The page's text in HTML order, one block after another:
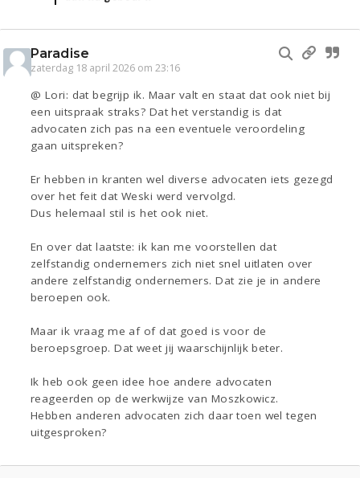
Paradise
zaterdag 18 april 2026 om 23:16
@ Lori: dat begrijp ik. Maar valt en staat dat ook niet bij
een uitspraak straks? Dat het verstandig is dat
advocaten zich pas na een eventuele veroordeling
gaan uitspreken?
Er hebben in kranten wel diverse advocaten iets gezegd
over het feit dat Weski werd vervolgd.
Dus helemaal stil is het ook niet.
En over dat laatste: ik kan me voorstellen dat
zelfstandig ondernemers zich niet snel uitlaten over
andere zelfstandig ondernemers. Dat zie je in andere
beroepen ook.
Maar ik vraag me af of dat goed is voor de
beroepsgroep. Dat weet jij waarschijnlijk beter.
Ik heb ook geen idee hoe andere advocaten
reageerden op de werkwijze van Moszkowicz.
Hebben anderen advocaten zich daar toen wel tegen
uitgesproken?